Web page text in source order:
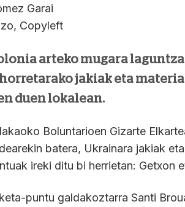
Garai
Copyleft
arteko mugara
horretarako jakiak eta
duen lokalean.
Boluntarioen Gizarte
batera, Ukrainara jakiak
ireki ditu bi herrietan: Getxon
puntu galdakoztarra Santi